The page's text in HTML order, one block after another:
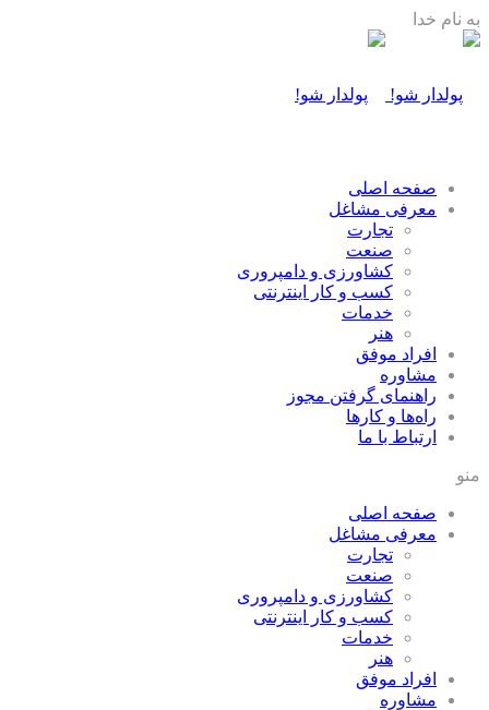
به نام خدا
صفحه اصلی
معرفی مشاغل
تجارت
صنعت
كشاورزی و دامپروری
كسب و كار اينترنتی
خدمات
هنر
افراد موفق
مشاوره
راهنمای گرفتن مجوز
راه‌ها و كارها
ارتباط با ما
منو
صفحه اصلی
معرفی مشاغل
تجارت
صنعت
كشاورزی و دامپروری
كسب و كار اينترنتی
خدمات
هنر
افراد موفق
مشاوره